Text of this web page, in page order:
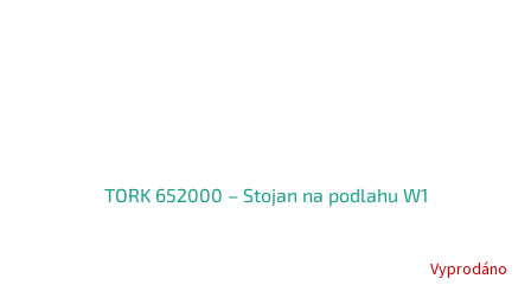
TORK 652000 – Stojan na podlahu W1
Vyprodáno